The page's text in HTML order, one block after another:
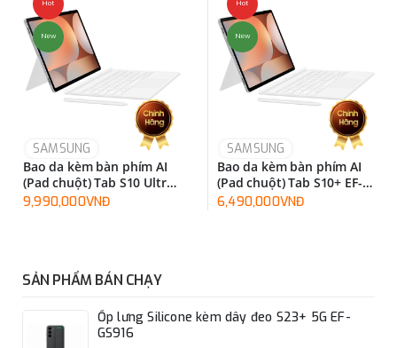
Hot
New
SAMSUNG
Bao da kèm bàn phím AI
(Pad chuột) Tab S10 Ultra
EF-DX925UBEGWW
9,990,000VNĐ
Hot
New
SAMSUNG
Bao da kèm bàn phím AI
(Pad chuột) Tab S10+ EF-
DX825UWEGWW
6,490,000VNĐ
SẢN PHẨM BÁN CHẠY
Ốp lưng Silicone kèm dây đeo S23+ 5G EF-
GS916